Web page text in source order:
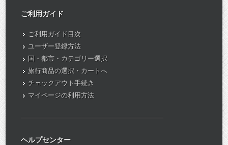
ご利用ガイド
ご利用ガイド目次
ユーザー登録方法
国・都市・カテゴリー選択
旅行商品の選択・カートへ
チェックアウト手続き
マイページの利用方法
ヘルプセンター